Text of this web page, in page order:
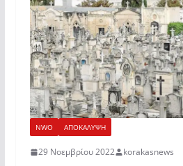
NWO ΑΠΟΚΑΛΥΨΗ
29 Νοεμβρίου 2022 korakasnews